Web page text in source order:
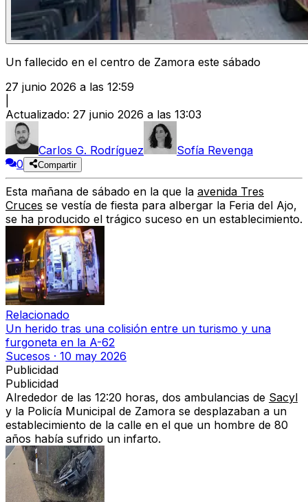
Un fallecido en el centro de Zamora este sábado
27 junio 2026 a las 12:59
Actualizado: 27 junio 2026 a las 13:03
Carlos G. Rodríguez
Sofía Revenga
0
Compartir
Esta mañana de sábado en la que la avenida Tres
Cruces se vestía de fiesta para albergar la Feria del Ajo,
se ha producido el trágico suceso en un establecimiento.
Relacionado
Un herido tras una colisión entre un turismo y una
furgoneta en la A-62
Sucesos · 10 may 2026
Publicidad
Publicidad
Alrededor de las 12:20 horas, dos ambulancias de Sacyl
y la Policía Municipal de Zamora se desplazaban a un
establecimiento de la calle en el que un hombre de 80
años había sufrido un infarto.